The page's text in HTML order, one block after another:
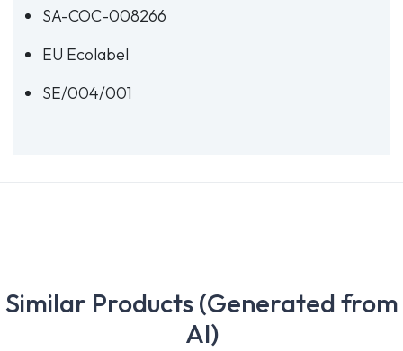
SA-COC-008266
EU Ecolabel
SE/004/001
Similar Products (Generated from
AI)